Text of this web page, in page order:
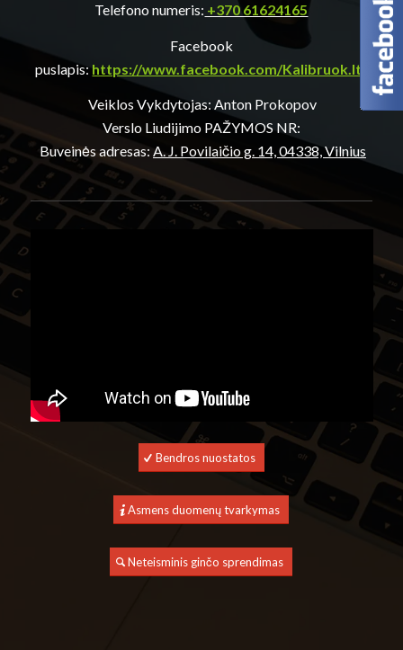
Telefono numeris: +370 61624165
Facebook
puslapis:https://www.facebook.com/Kalibruok.lt/
Veiklos Vykdytojas: Anton Prokopov
Verslo Liudijimo PAŽYMOS NR:
Buveinės adresas: A. J. Povilaičio g. 14, 04338, Vilnius
Bendros nuostatos
Asmens duomenų tvarkymas
Neteisminis ginčo sprendimas